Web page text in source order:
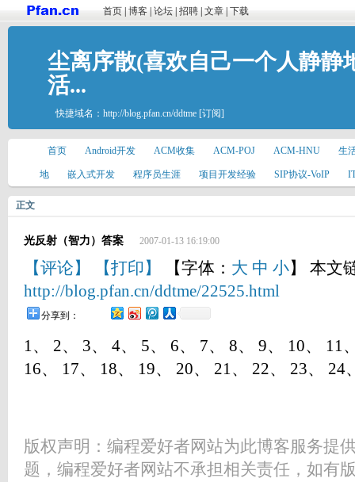
首页 博客 论坛 招聘 文章 下载
尘离序散(喜欢自己一个人静静
活...
快捷域名： http://blog.pfan.cn/ddtme [订阅]
首页 Android开发 ACM收集 ACM-POJ ACM-HNU 生
地 嵌入式开发 程序员生涯 项目开发经验 SIP协议-VoIP
正文
光反射（智力）答案 2007-01-13 16:19:00
【评论】 【打印】 【字体： 大 中 小】 本文
http://blog.pfan.cn/ddtme/22525.html
分享到：
1、 2、 3、 4、 5、 6、 7、 8、 9、 10、 11
16、 17、 18、 19、 20、 21、 22、 23、
版权声明：编程爱好者网站为此博客服务提
题，编程爱好者网站不承担相关责任，如有